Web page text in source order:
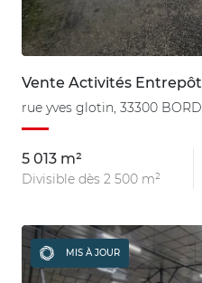
Vente Activités
rue yves glotin, 33300
5 013 m²
Divisible dès 2 500 m²
MIS À JOUR